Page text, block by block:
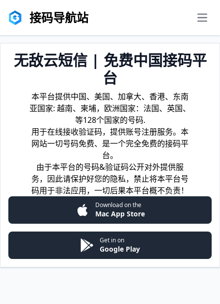
接码导航站
无敌云短信 | 免费中国接码平
台
本平台提供中国、美国、加拿大、香港、东南
亚国家: 越南、柬埔，欧洲国家：法国、英国、
等128个国家的号码.
用于在线接收验证码，提供账号注册服务。本
网站一切号码免费、是一个完全免费的接码平
台。
由于本平台的号码&验证码公开对外提供服
务，因此请保护好您的隐私，禁止将本平台号
码用于非法应用，一切后果本平台概不负责！
Download on the
Mac App Store
Get in on
Google Play